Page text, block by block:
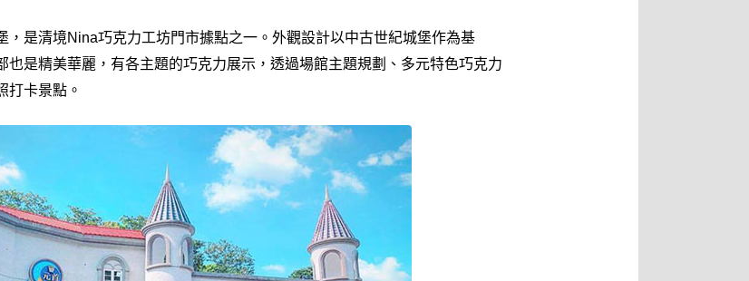
，是清境Nina巧克力工坊門市據點之一。外觀設計以中古世紀城堡作為基
也是精美華麗，有各主題的巧克力展示，透過場館主題規劃、多元特色巧克力
打卡景點。